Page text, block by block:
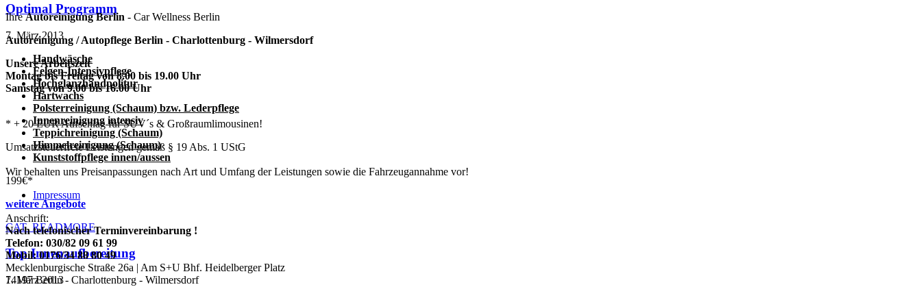
Optimal Programm
7. März 2013
Handwäsche
Felgen-Intensivpflege
Hochglanzhandpolitur
Hartwachs
Polsterreinigung (Schaum) bzw. Lederpflege
Innenreinigung intensiv
Teppichreinigung (Schaum)
Himmelreinigung (Schaum)
Kunststoffpflege innen/aussen
199€*
weitere Angebote
CAT_READMORE
Top Innenaufbereitung
7. März 2013
IhreAutoreinigung Berlin - Car Wellness Berlin
Autoreinigung / Autopflege Berlin - Charlottenburg - Wilmersdorf
Unsere Arbeitszeit
Montag bis Freitag von 8.00 bis 19.00 Uhr
Samstag von 9.00 bis 16.00 Uhr
* + 20 EUR Aufschlag für SUV´s & Großraumlimousinen!
Umsatzsteuerfreie Leistungen gemäß § 19 Abs. 1 UStG
Wir behalten uns Preisanpassungen nach Art und Umfang der Leistungen sowie die Fahrzeugannahme vor!
Impressum
Anschrift:
Nach telefonischer Terminvereinbarung !
Telefon: 030/82 09 61 99
Mobil: 0176/34 88 80 49
Mecklenburgische Straße 26a | Am S+U Bhf. Heidelberger Platz
14197 Berlin - Charlottenburg - Wilmersdorf